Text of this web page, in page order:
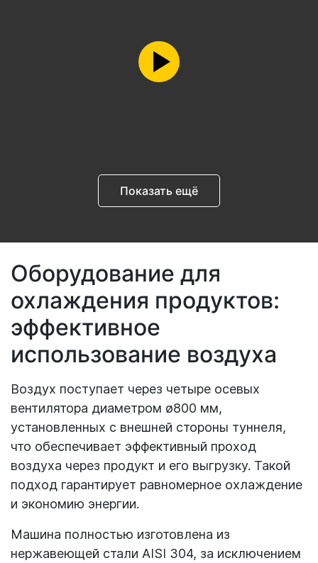
Показать ещё
Оборудование для
охлаждения продуктов:
эффективное
использование воздуха
Воздух поступает через четыре осевых
вентилятора диаметром ø800 мм,
установленных с внешней стороны туннеля,
что обеспечивает эффективный проход
воздуха через продукт и его выгрузку. Такой
подход гарантирует равномерное охлаждение
и экономию энергии.
Машина полностью изготовлена из
нержавеющей стали AISI 304, за исключением